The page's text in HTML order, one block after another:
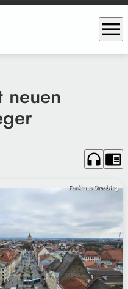
menu
neuen
headphones chrome_reader_mode
Funkhaus Straubing